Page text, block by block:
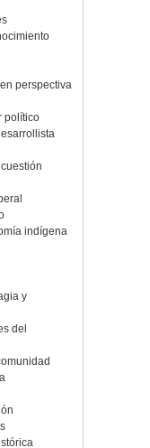
perspectiva
político
indígena
y
del